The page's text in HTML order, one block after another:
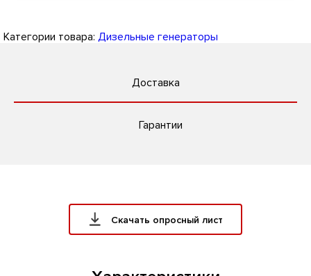
Категории товара: Дизельные генераторы
Доставка
Гарантии
Скачать опросный лист